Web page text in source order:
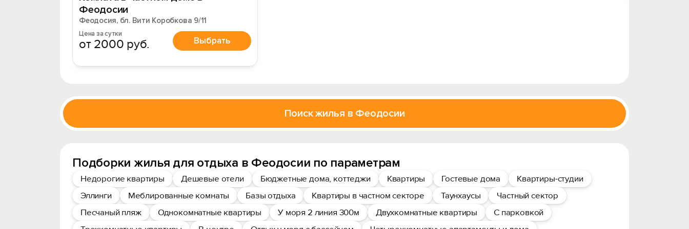
Феодосии
Феодосия, бл. Вити Коробкова 9/11
Цена за сутки
от 2000 руб. Выбрать
Поиск жилья в Феодосии
Подборки жилья для отдыха в Феодосии по параметрам
Недорогие квартиры Дешевые отели Бюджетные дома, коттеджи Квартиры Гостевые дома
Квартиры-студии
Эллинги
Меблированные комнаты Базы отдыха Квартиры в частном секторе Таунхаусы
Частный сектор
Песчаный пляж
Однокомнатные квартиры У моря 2 линия 300м Двухкомнатные квартиры
С парковкой